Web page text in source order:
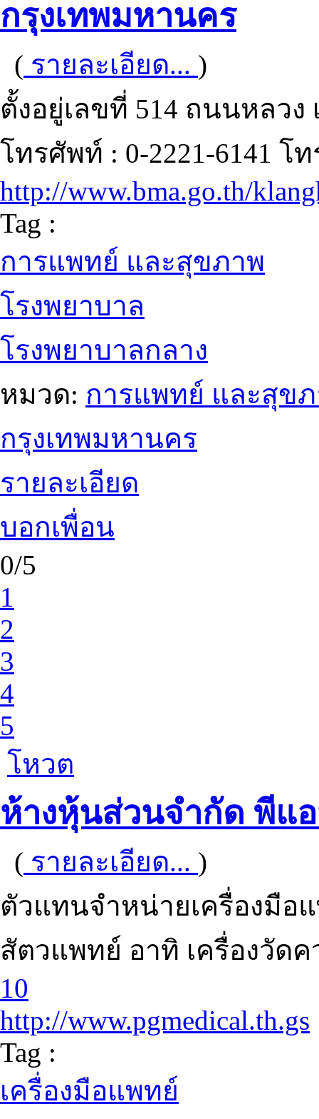
กรุงเทพมหานคร
( รายละเอียด... )
ตั้งอยู่เลขที่ 514 ถนนหลวง
โทรศัพท์ : 0-2221-6141 โ
http://www.bma.go.th/
Tag :
การแพทย์ และสุขภาพ
โรงพยาบาล
โรงพยาบาลกลาง
หมวด: การแพทย์ และสุข
กรุงเทพมหานคร
รายละเอียด
บอกเพื่อน
0/5
1
2
3
4
5
โหวต
ห้างหุ้นส่วนจำกัด พีแ
( รายละเอียด... )
ตัวแทนจำหน่ายเครื่องมื
สัตวแพทย์ อาทิ เครื่องวัด
10
http://www.pgmedical.th.gs
Tag :
เครื่องมือแพทย์